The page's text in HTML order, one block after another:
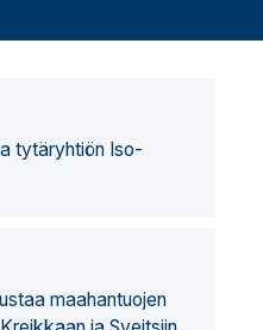
tytäryhtiön Iso-
maahantuojen